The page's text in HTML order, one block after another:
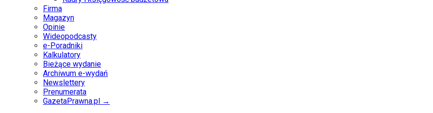
Firma
Magazyn
Opinie
Wideopodcasty
e-Poradniki
Kalkulatory
Bieżące wydanie
Archiwum e-wydań
Newslettery
Prenumerata
GazetaPrawna.pl →